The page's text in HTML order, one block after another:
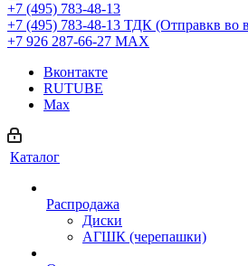
+7 (495) 783-48-13
+7 (495) 783-48-13 ТДК (Отправкв во
+7 926 287-66-27 МАХ
Вконтакте
RUTUBE
Max
Каталог
Распродажа
Диски
АГШК (черепашки)